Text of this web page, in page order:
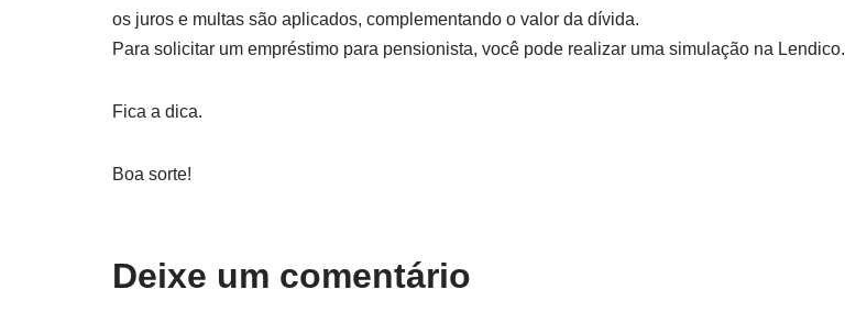
os juros e multas são aplicados, complementando o valor da dívida.
Para solicitar um empréstimo para pensionista, você pode realizar uma simulação na Lendico.
Fica a dica.
Boa sorte!
Deixe um comentário